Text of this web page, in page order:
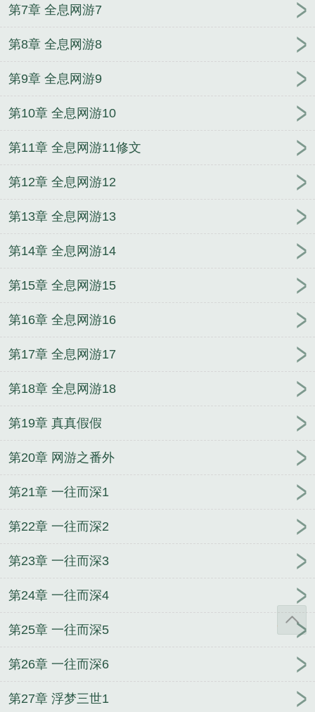
第7章 全息网游7
第8章 全息网游8
第9章 全息网游9
第10章 全息网游10
第11章 全息网游11修文
第12章 全息网游12
第13章 全息网游13
第14章 全息网游14
第15章 全息网游15
第16章 全息网游16
第17章 全息网游17
第18章 全息网游18
第19章 真真假假
第20章 网游之番外
第21章 一往而深1
第22章 一往而深2
第23章 一往而深3
第24章 一往而深4
第25章 一往而深5
第26章 一往而深6
第27章 浮梦三世1